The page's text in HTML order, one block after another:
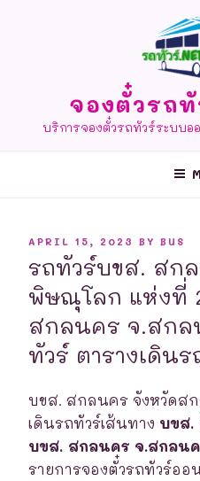
จองตั๋วรถ
บริการจองตั๋วรถทัวร์ระบบอ
POSTED
APRIL 15, 2023 BY BUS
รถทัวร์บขส. สก
พิษณุโลก แห่งที่
สกลนคร จ.สกล
ทัวร์ ตารางเดินร
บขส. สกลนคร จังหวัดส
เดินรถทัวร์เส้นทาง บขส.
บขส. สกลนคร จ.สกลน
รายการจองตั๋วรถทัวร์อ